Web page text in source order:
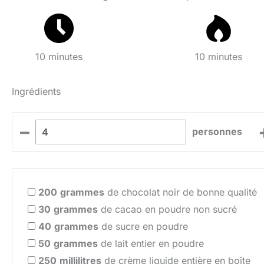
10 minutes 10 minutes
Ingrédients
– personnes
200 grammes de chocolat noir de bonne qualité
30 grammes de cacao en poudre non sucré
40 grammes de sucre en poudre
50 grammes de lait entier en poudre
250 millilitres de crème liquide entière en boîte